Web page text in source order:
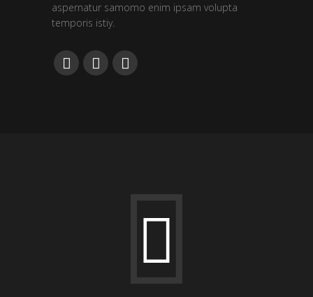
aspernatur samomo enim ipsam volupta
temporis istiy.